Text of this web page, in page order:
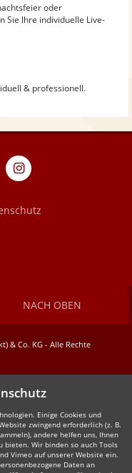
oder
Sie Ihre individuelle Live-
& professionell.
eventpeppers
NACH OBEN
& Co. KG - Alle Rechte
Einige Cookies und
zwingend erforderlich (z. B.
andere helfen uns, Ihnen
Wir binden so auch Tools
Vimeo auf unserer Website ein.
Daten an